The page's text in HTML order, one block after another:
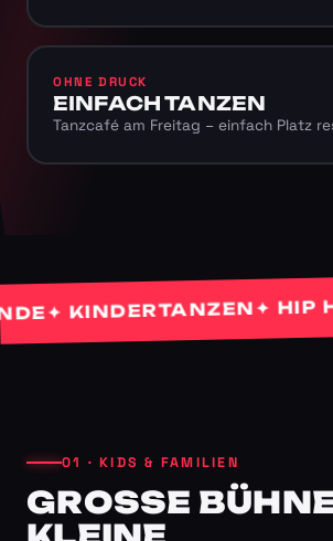
OHNE DRUCK
EINFACH TANZEN
Tanzcafé am Freitag – einfach Platz
KINDERTANZEN✦ HIP HOP
01 · KIDS & FAMILIEN
GROSSE BÜHNE